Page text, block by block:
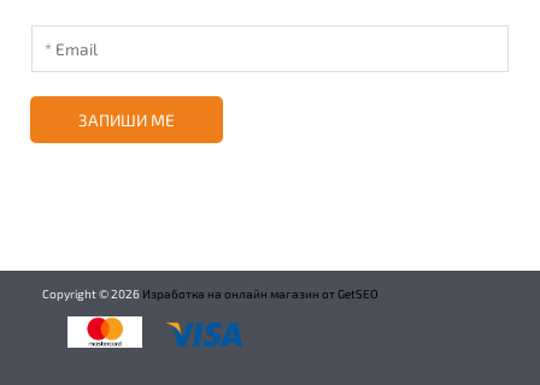
ЗАПИШИ МЕ
Copyright ©2026 Изработка на онлайн магазин от GetSEO